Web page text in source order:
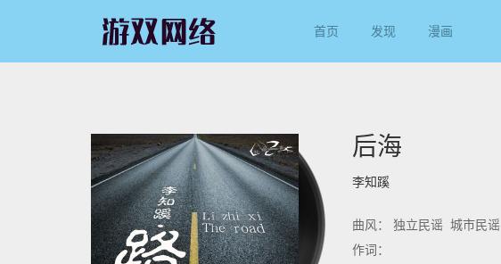
首页 发现 漫画
后海
李知蹊
曲风： 独立民谣 城市民谣
作词：